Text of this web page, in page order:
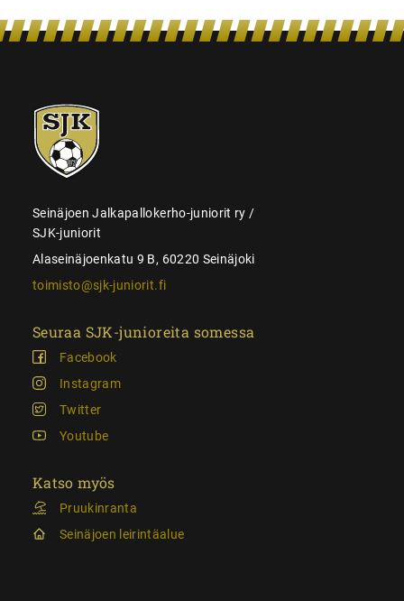
SJK-
juniorit
Seinäjoen Jalkapallokerho-juniorit ry /
SJK-juniorit
Alaseinäjoenkatu 9 B, 60220 Seinäjoki
toimisto@sjk-juniorit.fi
Seuraa SJK-junioreita somessa
Facebook
Instagram
Twitter
Youtube
Katso myös
Pruukinranta
Seinäjoen leirintäalue